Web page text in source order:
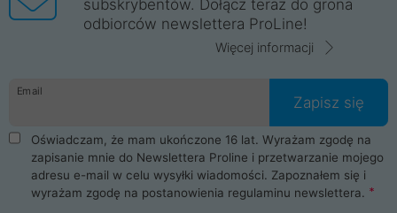
legalnie i płacimy podatki w naszym kraju! Posiadamy siedzibę
główną w Mirkowie oraz salony na terenie kraju. Cała
komunikacja ze sklepem komputerowym ProLine jest
danych osobowych. Dlatego zakup notebooka albo laptopa w
ProLine to czysta przyjemność i pełne bezpieczeństwo.
Zaopatrzysz się u nas w akcesoria i części komputerowe
takie jak procesory, karty graficzne, płyty główne, pamięci,
dyski SSD, M.2 oraz HDD. Nasi pracownicy pomogą Ci wybrać
najlepszy zasilacz komputerowy oraz obudowę do komputera.
Poza komputerami mamy również najlepsze na rynku
Smartfony takich producentów jak Xiaomi, Apple, Samsung i
subskrybentów. Dołącz teraz do grona
odbiorców newslettera ProLine!
Więcej informacji
Email
Zapisz się
Oświadczam, że mam ukończone 16 lat. Wyrażam zgodę na
zapisanie mnie do Newslettera Proline i przetwarzanie mojego
adresu e-mail w celu wysyłki wiadomości. Zapoznałem się i
wyrażam zgodę na postanowienia regulaminu newslettera.